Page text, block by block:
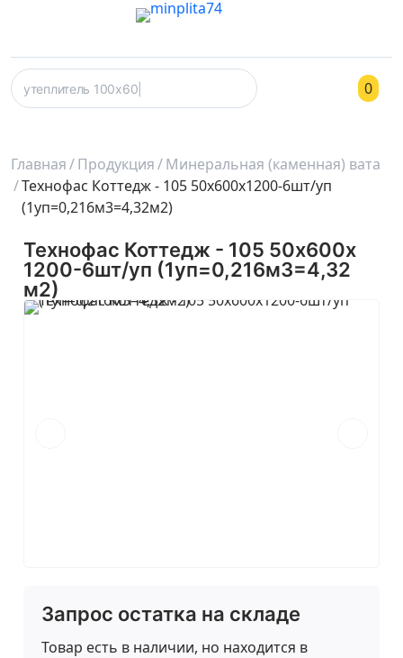
0
Главная Продукция
Минеральная (каменная) вата
Технофас Коттедж - 105 50х600х1200-6шт/уп
(1уп=0,216м3=4,32м2)
Технофас Коттедж - 105 50х600х
1200-6шт/уп (1уп=0,216м3=4,32
м2)
Запрос остатка на складе
Товар есть в наличии, но находится в